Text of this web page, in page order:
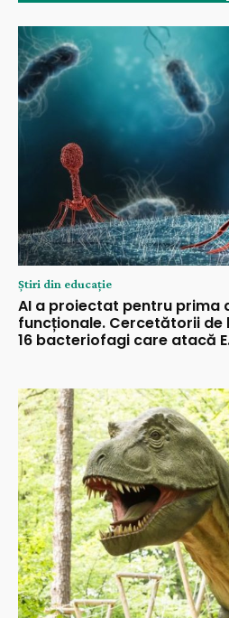
Știri din educație
AI a proiectat pentru prima
funcționale. Cercetătorii
16 bacteriofagi care atacă